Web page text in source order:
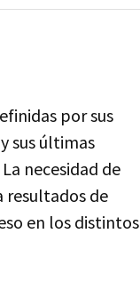
por sus
sus últimas
La necesidad de
resultados de
en los distintos